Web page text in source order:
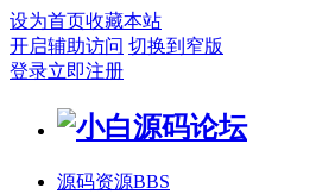
设为首页收藏本站
开启辅助访问 切换到窄版
登录立即注册
源码资源BBS